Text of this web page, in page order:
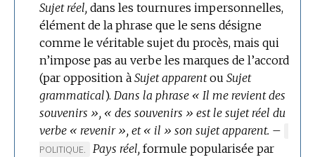
DE
DOMAINE
:
Sujet réel, dans les tournures impersonnelles,
élément de la phrase que le sens désigne
comme le véritable sujet du procès, mais qui
n’impose pas au verbe les marques de l’accord
(par opposition à Sujet apparentou Sujet
grammatical). Dans la phrase « Il me revient des
souvenirs », « des souvenirs » est le sujet réel du
verbe « revenir », et « il » son sujet apparent. –
POLITIQUE. Pays réel, formule popularisée par